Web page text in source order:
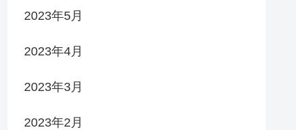
2023年5月
2023年4月
2023年3月
2023年2月